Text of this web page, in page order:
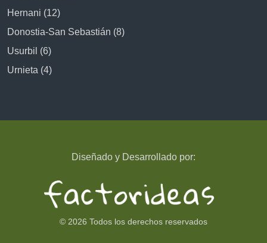
Hernani (12)
Donostia-San Sebastián (8)
Usurbil (6)
Urnieta (4)
Diseñado y Desarrollado por:
© 2026 Todos los derechos reservados